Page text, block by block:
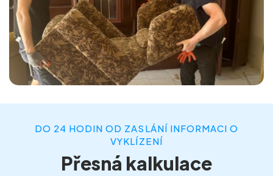
DO 24 HODIN OD ZASLÁNÍ INFORMACI O
VYKLÍZENÍ
Přesná kalkulace